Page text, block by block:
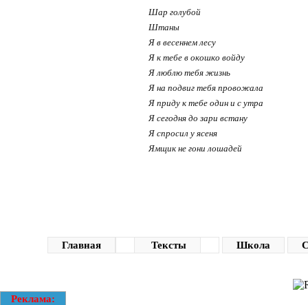
Шар голубой
Штаны
Я в весеннем лесу
Я к тебе в окошко войду
Я люблю тебя жизнь
Я на подвиг тебя провожала
Я приду к тебе один и с утра
Я сегодня до зари встану
Я спросил у ясеня
Ямщик не гони лошадей
Главная Тексты Школа
Реклама: